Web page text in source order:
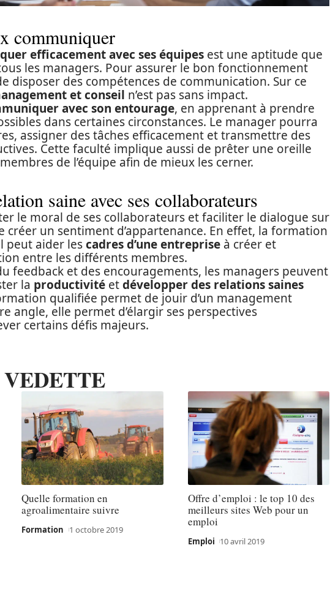
communiquer
efficacement avec ses équipes est une aptitude que
les managers. Pour assurer le bon fonctionnement
disposer des compétences de communication. Sur ce
et conseil n’est pas sans impact.
avec son entourage, en apprenant à prendre
dans certaines circonstances. Le manager pourra
assigner des tâches efficacement et transmettre des
Cette faculté implique aussi de prêter une oreille
de l’équipe afin de mieux les cerner.
saine avec ses collaborateurs
le moral de ses collaborateurs et faciliter le dialogue sur
créer un sentiment d’appartenance. En effet, la formation
peut aider lescadres d’une entreprise à créer et
entre les différents membres.
feedback et des encouragements, les managers peuvent
la productivité etdévelopper des relations saines
qualifiée permet de jouir d’un management
angle, elle permet d’élargir ses perspectives
certains défis majeurs.
Quelle formation en
agroalimentaire suivre
Formation 1 octobre 2019
Offre d’emploi : le top 10 des
meilleurs sites Web pour un
emploi
Emploi 10 avril 2019